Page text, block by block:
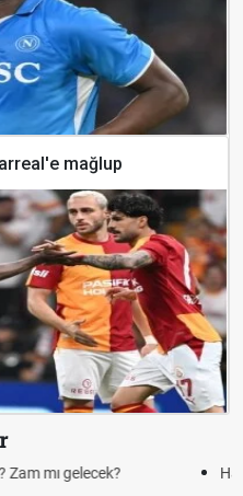
mağlup
Resmî Maçlardan Farkları